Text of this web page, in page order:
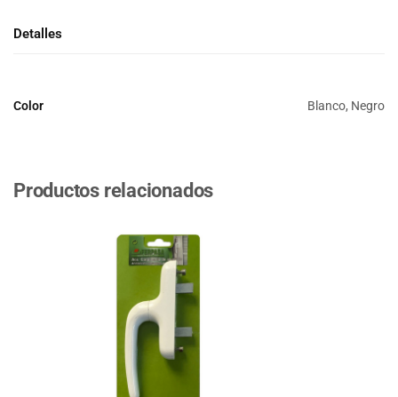
Detalles
Color Blanco, Negro
Productos relacionados